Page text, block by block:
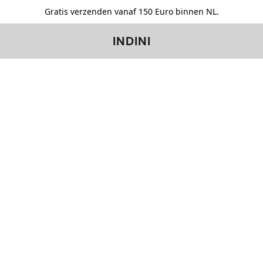
Gratis verzenden vanaf 150 Euro binnen NL.
INDINI